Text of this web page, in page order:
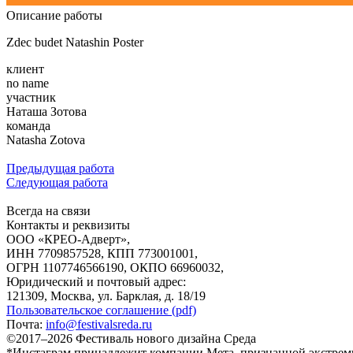
Описание работы
Zdec budet Natashin Poster
клиент
no name
участник
Наташа Зотова
команда
Natasha Zotova
Предыдущая работа
Следующая работа
Всегда на связи
Контакты и реквизиты
ООО «КРЕО‐Адверт»,
ИНН 7709857528, КПП 773001001,
ОГРН 1107746566190, ОКПО 66960032,
Юридический и почтовый адрес:
121309, Москва, ул. Барклая, д. 18/19
Пользовательское соглашение (pdf)
Почта: info@festivalsreda.ru
©2017–2026 Фестиваль нового дизайна Среда